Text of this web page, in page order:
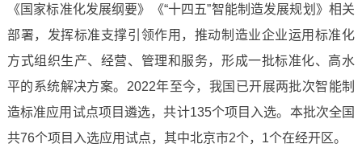
《国家标准化发展纲要》《“十四五”智能制造发展规划》相关
部署，发挥标准支撑引领作用，推动制造业企业运用标准化
方式组织生产、经营、管理和服务，形成一批标准化、高水
平的系统解决方案。2022年至今，我国已开展两批次智能制
造标准应用试点项目遴选，共计135个项目入选。本批次全国
共76个项目入选应用试点，其中北京市2个，1个在经开区。